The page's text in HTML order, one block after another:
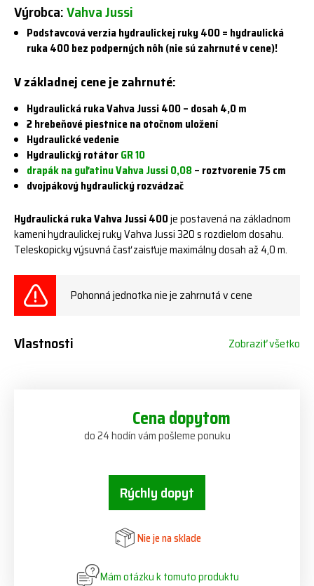
Výrobca:Vahva Jussi
Podstavcová verzia hydraulickej ruky 400 = hydraulická
ruka 400 bez podperných nôh (nie sú zahrnuté v cene)!
V základnej cene je zahrnuté:
Hydraulická ruka Vahva Jussi 400 – dosah 4,0 m
2 hrebeňové piestnice na otočnom uložení
Hydraulické vedenie
Hydraulický rotátorGR 10
drapák na guľatinu Vahva Jussi 0,08– roztvorenie 75 cm
dvojpákový hydraulický rozvádzač
Hydraulickáruka Vahva Jussi 400je postavená na základnom
kamenihydraulickej rukyVahva Jussi 320 s rozdielom dosahu.
Teleskopicky výsuvná časť zaisťujemaximálnydosah až 4,0 m.
Pohonná jednotka nie je zahrnutá v cene
Vlastnosti Zobraziť všetko
Cena dopytom
do 24 hodín vám pošleme ponuku
Rýchly dopyt
Nie je na sklade
Mám otázku k tomuto produktu